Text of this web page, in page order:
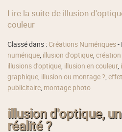
Lire la suite de illusion
couleur
Classé dans : Créations Numériques-
numérique, illusion d'optique,
illusions d'optique, illusion en couleur,
graphique, illusion ou montage ?,
publicitaire, montage photo
illusion d'optique,
réalité ?